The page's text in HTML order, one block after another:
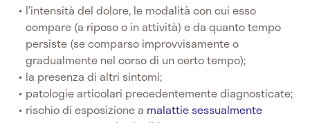
l’intensità del dolore, le modalità con cui esso
compare (a riposo o in attività) e da quanto tempo
persiste (se comparso improvvisamente o
gradualmente nel corso di un certo tempo);
la presenza di altri sintomi;
patologie articolari precedentemente diagnosticate;
rischio di esposizione a malattie sessualmente